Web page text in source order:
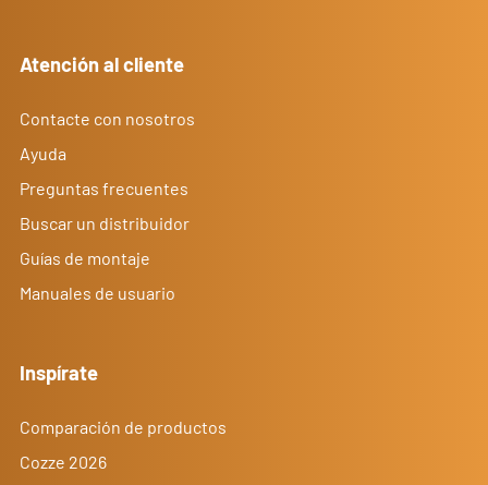
Atención al cliente
Contacte con nosotros
Ayuda
Preguntas frecuentes
Buscar un distribuidor
Guías de montaje
Manuales de usuario
Inspírate
Comparación de productos
Cozze 2026